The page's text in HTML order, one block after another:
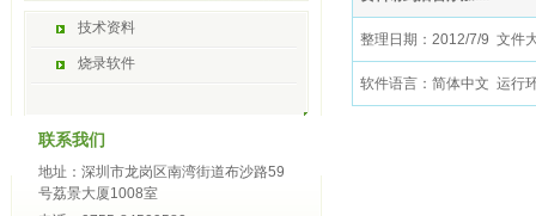
技术资料
烧录软件
联系我们
地址：深圳市龙岗区南湾街道布沙路59
号荔景大厦1008室
整理日期：2012/7/9 文件
软件语言：简体中文 运行